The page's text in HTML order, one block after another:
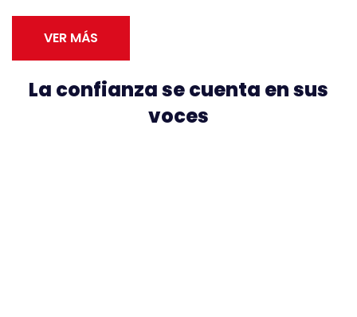
VER MÁS
La confianza se cuenta en sus
voces